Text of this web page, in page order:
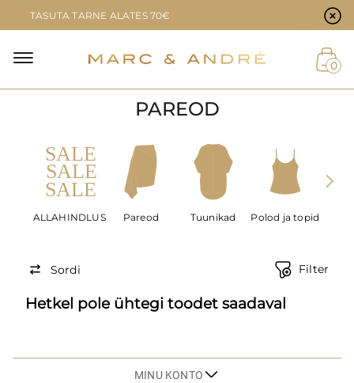
0
TASUTA TARNE ALATES 70€
PAREOD
ALLAHINDLUS Pareod Tuunikad Polod ja topid
Sordi Filter
Hetkel pole ühtegi toodet saadaval
MINU KONTO